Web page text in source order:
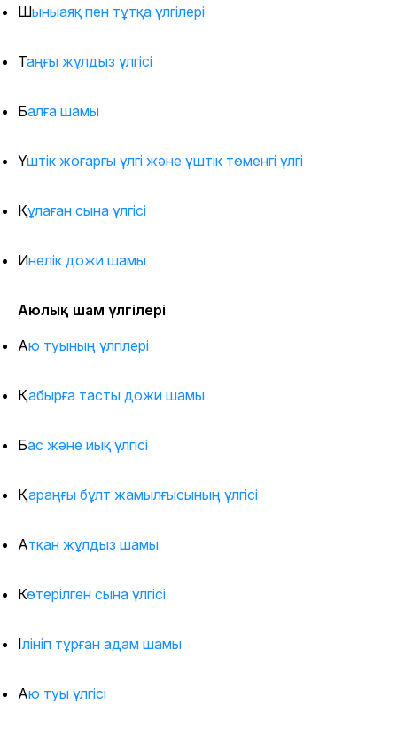
Шыныаяқ пен тұтқа үлгілері
Таңғы жұлдыз үлгісі
Балға шамы
Үштік жоғарғы үлгі және үштік төменгі үлгі
Құлаған сына үлгісі
Инелік дожи шамы
Аюлық шам үлгілері
Аю туының үлгілері
Қабырға тасты дожи шамы
Бас және иық үлгісі
Қараңғы бұлт жамылғысының үлгісі
Атқан жұлдыз шамы
Көтерілген сына үлгісі
Ілініп тұрған адам шамы
Аю туы үлгісі